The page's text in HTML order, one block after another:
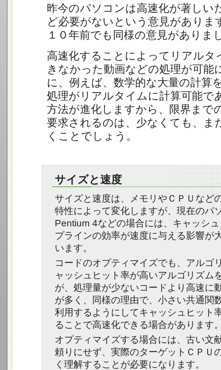
昨今のパソコンは高速化が著しい
ど必要がないという意見がありま
１０年前でも同様の意見がありま
高速化することによってリアルタ
きなかった動画などの処理が可能
に、例えば、数学的な大量の計算
処理がリアルタイムに計算可能で
方法が進化しますから、限界まで
要求されるのは、少なくても、ま
くことでしょう。
サイズと速度
サイズと速度は、メモリやＣＰＵなど
特性によって変化しますが、現在のパ
Pentium 4などの場合には、キャッシ
プラインの効率が速度に与える影響が
います。
コードのオプティマイズでも、アルゴ
ャッシュヒット率が高いアルゴリズム
が、処理量が少ないコードより高速に
が多く、同様の理由で、小さい共通関
利用するようにしてキャッシュヒット
ることで高速化できる場合があります
オプティマイズする場合には、古い文
頼りにせず、実際のターゲットＣＰＵ
く理解することが必要になります。